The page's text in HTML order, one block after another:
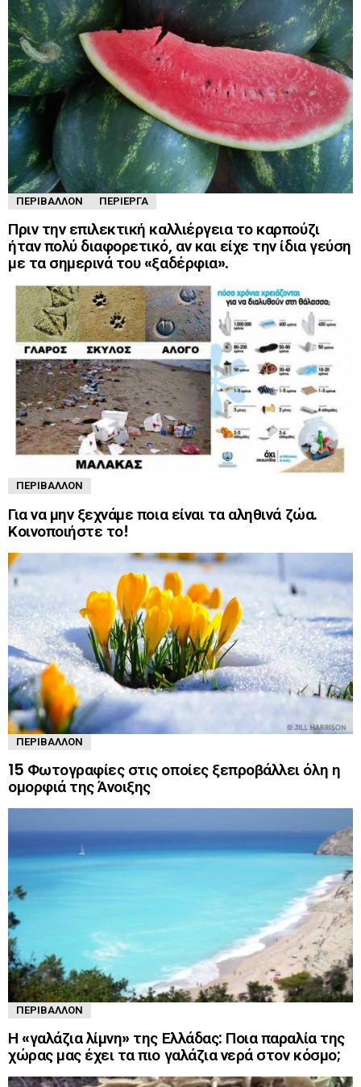
ΠΕΡΙΒΆΛΛΟΝ ΠΕΡΊΕΡΓΑ
Πριν την επιλεκτική καλλιέργεια το καρπούζι
ήταν πολύ διαφορετικό, αν και είχε την ίδια γεύση
με τα σημερινά του «ξαδέρφια».
ΠΕΡΙΒΆΛΛΟΝ
Για να μην ξεχνάμε ποια είναι τα αληθινά ζώα.
Κοινοποιήστε το!
ΠΕΡΙΒΆΛΛΟΝ
15 Φωτογραφίες στις οποίες ξεπροβάλλει όλη η
ομορφιά της Άνοιξης
ΠΕΡΙΒΆΛΛΟΝ
Η «γαλάζια λίμνη» της Ελλάδας: Ποια παραλία της
χώρας μας έχει τα πιο γαλάζια νερά στον κόσμο;